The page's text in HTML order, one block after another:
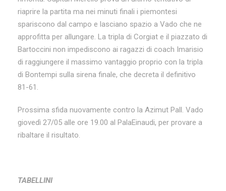
riaprire la partita ma nei minuti finali i piemontesi
spariscono dal campo e lasciano spazio a Vado che ne
approfitta per allungare. La tripla di Corgiat e il piazzato di
Bartoccini non impediscono ai ragazzi di coach Imarisio
di raggiungere il massimo vantaggio proprio con la tripla
di Bontempi sulla sirena finale, che decreta il definitivo
81-61.
Prossima sfida nuovamente contro la Azimut Pall. Vado
giovedì 27/05 alle ore 19.00 al PalaEinaudi, per provare a
ribaltare il risultato.
TABELLINI